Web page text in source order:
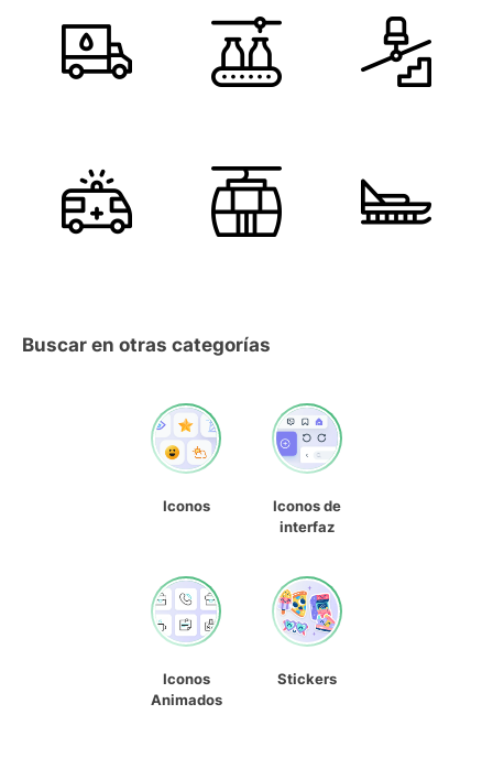
Buscar en otras categorías
Iconos
Iconos de
interfaz
Iconos
Animados
Stickers